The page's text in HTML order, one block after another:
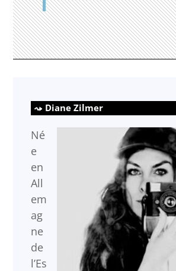
Diane Zilmer
Né
e
en
All
em
ag
ne
de
l’Es